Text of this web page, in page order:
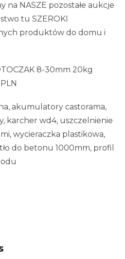
na NASZE pozostałe aukcje
tu SZEROKI
produktów do domu i
8-30mm 20kg
akumulatory castorama,
karcher wd4, uszczelnienie
wycieraczka plastikowa,
do betonu 1000mm, profil